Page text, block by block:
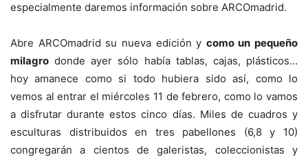
especialmente daremos información sobre ARCOmadrid.
Abre ARCOmadrid su nueva edición y como un pequeño
milagro donde ayer sólo había tablas, cajas, plásticos…
hoy amanece como si todo hubiera sido así, como lo
vemos al entrar el miércoles 11 de febrero, como lo vamos
a disfrutar durante estos cinco días. Miles de cuadros y
esculturas distribuidos en tres pabellones (6,8 y 10)
congregarán a cientos de galeristas, coleccionistas y